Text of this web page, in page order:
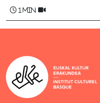
1 min